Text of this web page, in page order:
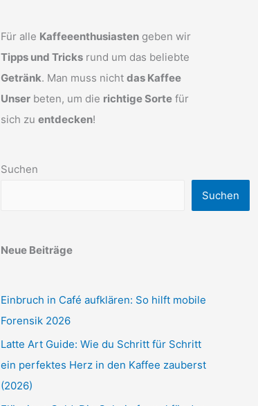
Für alle Kaffeeenthusiasten geben wir
Tipps und Tricks rund um das beliebte
Getränk. Man muss nicht das Kaffee
Unser beten, um die richtige Sorte für
sich zu entdecken!
Suchen
Suchen
Neue Beiträge
Einbruch in Café aufklären: So hilft mobile
Forensik 2026
Latte Art Guide: Wie du Schritt für Schritt
ein perfektes Herz in den Kaffee zauberst
(2026)